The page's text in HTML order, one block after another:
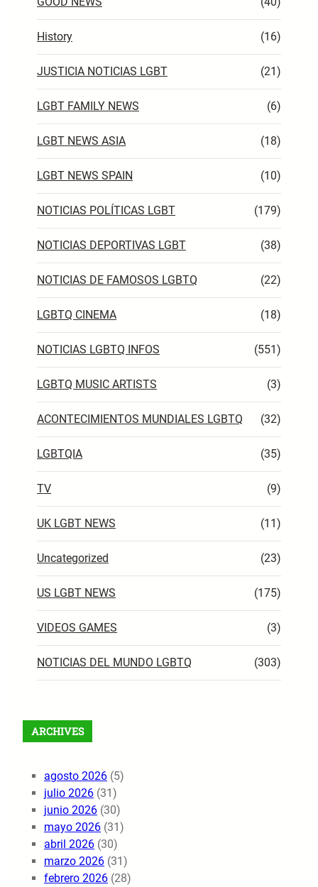
History (16)
JUSTICIA NOTICIAS LGBT (21)
LGBT FAMILY NEWS (6)
LGBT NEWS ASIA (18)
LGBT NEWS SPAIN (10)
NOTICIAS POLÍTICAS LGBT (179)
NOTICIAS DEPORTIVAS LGBT (38)
NOTICIAS DE FAMOSOS LGBTQ (22)
LGBTQ CINEMA (18)
NOTICIAS LGBTQ INFOS (551)
LGBTQ MUSIC ARTISTS (3)
ACONTECIMIENTOS MUNDIALES LGBTQ (32)
LGBTQIA (35)
TV (9)
UK LGBT NEWS (11)
Uncategorized (23)
US LGBT NEWS (175)
VIDEOS GAMES (3)
NOTICIAS DEL MUNDO LGBTQ (303)
ARCHIVES
agosto 2026 (5)
julio 2026 (31)
junio 2026 (30)
mayo 2026 (31)
abril 2026 (30)
marzo 2026 (31)
febrero 2026 (28)